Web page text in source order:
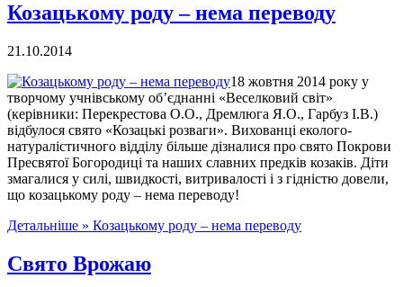
Козацькому роду – нема переводу
21.10.2014
18 жовтня 2014 року у
творчому учнівському об’єднанні «Веселковий світ»
(керівники: Перекрестова О.О., Дремлюга Я.О., Гарбуз І.В.)
відбулося свято «Козацькі розваги». Вихованці еколого-
натуралістичного відділу більше дізналися про свято Покрови
Пресвятої Богородиці та наших славних предків козаків. Діти
змагалися у силі, швидкості, витривалості і з гідністю довели,
що козацькому роду – нема переводу!
Детальніше » Козацькому роду – нема переводу
Свято Врожаю